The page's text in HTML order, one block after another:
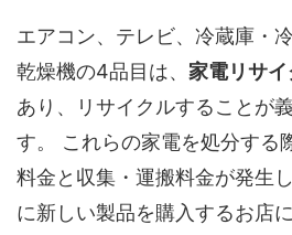
エアコン、テレビ、冷蔵庫・
乾燥機の4品目は、 家電リサ
あり、リサイクルすることが
す。 これらの家電を処分する
料金と収集・運搬料金が発生
に新しい製品を購入するお店